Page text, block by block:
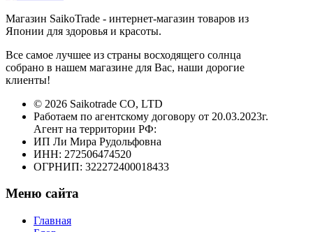
Магазин SaikoTrade - интернет-магазин товаров из
Японии для здоровья и красоты.
Все самое лучшее из страны восходящего солнца
собрано в нашем магазине для Вас, наши дорогие
клиенты!
© 2026 Saikotrade CO, LTD
Работаем по агентскому договору от 20.03.2023г.
Агент на территории РФ:
ИП Ли Мира Рудольфовна
ИНН: 272506474520
ОГРНИП: 322272400018433
Меню сайта
Главная